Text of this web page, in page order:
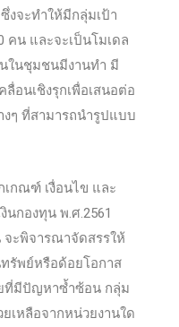
งจะทำให้มีกลุ่มเป้า
คน และจะเป็นโมเดล
ในชุมชนมีงานทำ มี
อนเชิงรุกเพื่อเสนอต่อ
ๆ ที่สามารถนำรูปแบบ
เกณฑ์ เงื่อนไข และ
กองทุน พ.ศ.2561
ะพิจารณาจัดสรรให้
รัพย์หรือด้อยโอกาส
ที่มีปัญหาซ้ำซ้อน กลุ่ม
เหลือจากหน่วยงานใด